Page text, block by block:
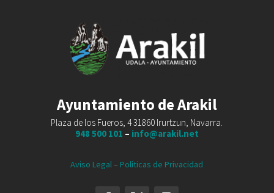
Ayuntamiento de Arakil
Plaza de los Fueros, 4 31860 Irurtzun, Navarra.
948 500 101 – info@arakil.net
Aviso Legal– Políticas de Privacidad